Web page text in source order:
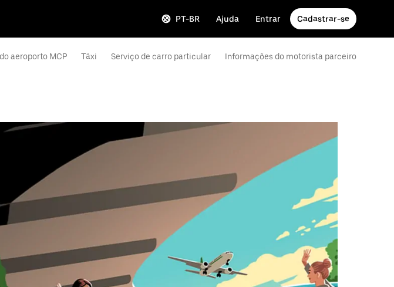
PT-BR Ajuda Entrar Cadastrar-se
aeroporto MCP Táxi Serviço de carro particular Informações do motorista parceiro